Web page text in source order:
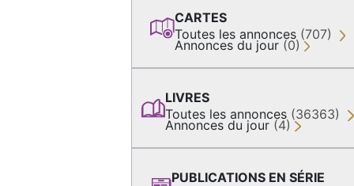
CARTES
Toutes les annonces (707)
Annonces du jour (0)
LIVRES
Toutes les annonces (36363)
Annonces du jour (4)
PUBLICATIONS EN SÉRIE